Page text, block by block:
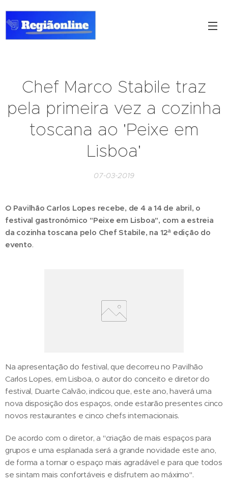
Chef Marco Stabile traz
pela primeira vez a cozinha
toscana ao 'Peixe em
Lisboa'
07-03-2019
O Pavilhão Carlos Lopes recebe, de 4 a 14 de abril, o
festival gastronómico "Peixe em Lisboa", com a estreia
da cozinha toscana pelo Chef Stabile, na 12ª edição do
evento.
Na apresentação do festival, que decorreu no Pavilhão
Carlos Lopes, em Lisboa, o autor do conceito e diretor do
festival, Duarte Calvão, indicou que, este ano, haverá uma
nova disposição dos espaços, onde estarão presentes cinco
novos restaurantes e cinco chefs internacionais.
De acordo com o diretor, a "criação de mais espaços para
grupos e uma esplanada será a grande novidade este ano,
de forma a tornar o espaço mais agradável e para que todos
se sintam mais confortáveis e disfrutem ao máximo".